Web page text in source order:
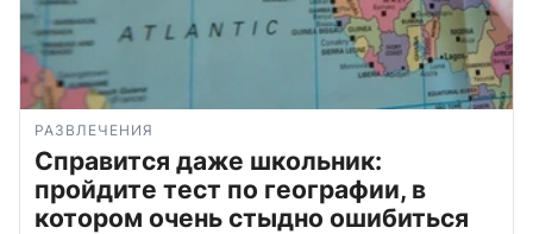
РАЗВЛЕЧЕНИЯ
Справится даже школьник:
пройдите тест по географии, в
котором очень стыдно ошибиться